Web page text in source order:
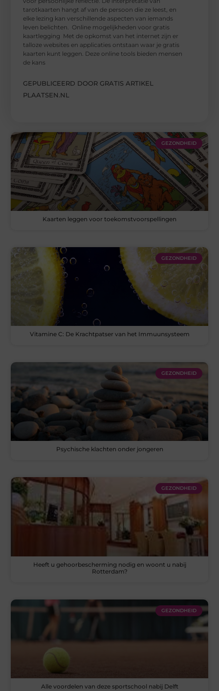
tarotkaarten hangt af van de persoon die ze leest, en
elke lezing kan verschillende aspecten van iemands
leven belichten. Online mogelijkheden voor gratis
kaartlegging Met de opkomst van het internet zijn er
talloze websites en applicaties ontstaan waar je gratis
kaarten kunt leggen. Deze online tools bieden mensen
de kans
GEPUBLICEERD DOOR GRATIS ARTIKEL
PLAATSEN.NL
GEZONDHEID
Kaarten leggen voor toekomstvoorspellingen
GEZONDHEID
Vitamine C: De Krachtpatser van het Immuunsysteem
GEZONDHEID
Psychische klachten onder jongeren
GEZONDHEID
Heeft u gehoorbescherming nodig en woont u nabij
Rotterdam?
GEZONDHEID
Alle voordelen van deze sportschool nabij Delft